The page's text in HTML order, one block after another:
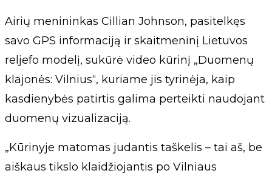
Airių menininkas Cillian Johnson, pasitelkęs
savo GPS informaciją ir skaitmeninį Lietuvos
reljefo modelį, sukūrė video kūrinį „Duomenų
klajonės: Vilnius“, kuriame jis tyrinėja, kaip
kasdienybės patirtis galima perteikti naudojant
duomenų vizualizaciją.
„Kūrinyje matomas judantis taškelis – tai aš, be
aiškaus tikslo klaidžiojantis po Vilniaus